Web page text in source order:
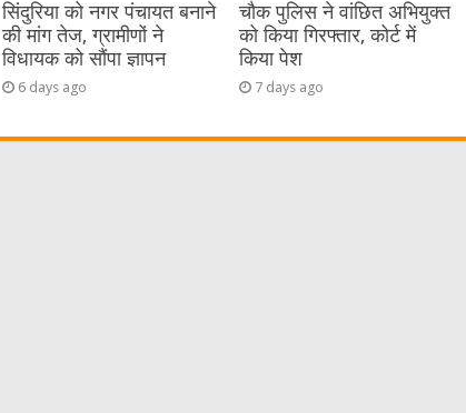
सिंदुरिया को नगर पंचायत बनाने
की मांग तेज, ग्रामीणों ने
विधायक को सौंपा ज्ञापन
6 days ago
चौक पुलिस ने वांछित अभियुक्त
को किया गिरफ्तार, कोर्ट में
किया पेश
7 days ago